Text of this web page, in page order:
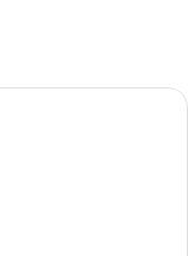
couette en